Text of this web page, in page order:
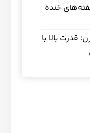
خنده
قدرت بالا با